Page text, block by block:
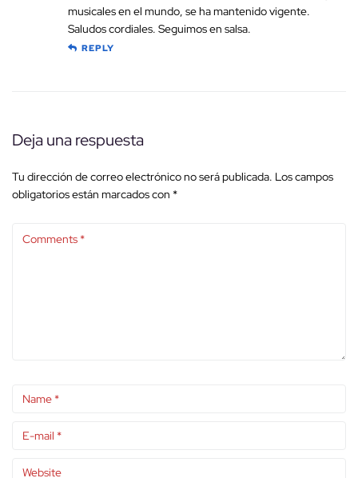
musicales en el mundo, se ha mantenido vigente.
Saludos cordiales. Seguimos en salsa.
REPLY
Deja una respuesta
Tu dirección de correo electrónico no será publicada. Los campos
obligatorios están marcados con *